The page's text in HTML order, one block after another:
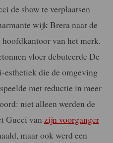
de show te verplaatsen
wijk Brera naar de
van het merk.
vloer debuteerde De
esthetiek die de omgeving
met reductie in meer
niet alleen werden de
Gucci van zijn voorganger
maar ook werd een